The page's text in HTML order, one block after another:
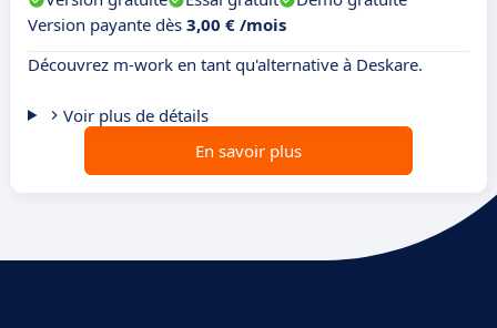
Version payante dès 3,00 € /mois
Découvrez m-work en tant qu'alternative à Deskare.
Voir plus de détails
En savoir plus